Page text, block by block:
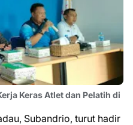
Keras Atlet dan Pelatih di
Subandrio, turut hadir